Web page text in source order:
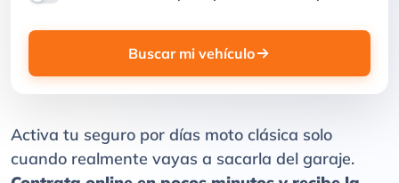
Buscar mi vehículo
Activa tu seguro por días moto clásica solo
cuando realmente vayas a sacarla del garaje.